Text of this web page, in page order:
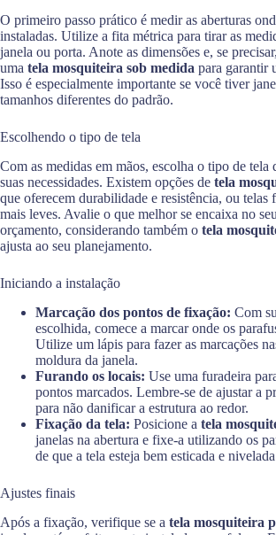
O primeiro passo prático é medir as aberturas
instaladas. Utilize a fita métrica para tirar as
janela ou porta. Anote as dimensões e, se
uma tela mosquiteira sob medida para garantir
Isso é especialmente importante se você tiver
tamanhos diferentes do padrão.
Escolhendo o tipo de tela
Com as medidas em mãos, escolha o tipo de tela
suas necessidades. Existem opções de tela
que oferecem durabilidade e resistência, ou telas
mais leves. Avalie o que melhor se encaixa no
orçamento, considerando também o tela
ajusta ao seu planejamento.
Iniciando a instalação
Marcação dos pontos de fixação: Com
escolhida, comece a marcar onde os
Utilize um lápis para fazer as marcações
moldura da janela.
Furando os locais: Use uma furadeira
pontos marcados. Lembre-se de ajustar a
para não danificar a estrutura ao redor.
Fixação da tela: Posicione a tela
janelas na abertura e fixe-a utilizando os
de que a tela esteja bem esticada e
Ajustes finais
Após a fixação, verifique se a tela mosquiteira